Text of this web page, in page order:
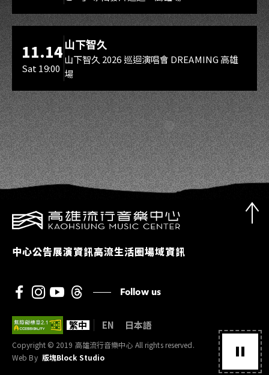
11.14
Sat 19:00
山下智久
山下智久 2026 巡迴演唱會 DREAMING 高雄
場
中心公告展演資訊高流生活圈場域資訊
Follow us
Copyright © 2019 高雄流行音樂中心 All rights reserved.
Web By 版塊Block Studio
繁中 EN 日本語